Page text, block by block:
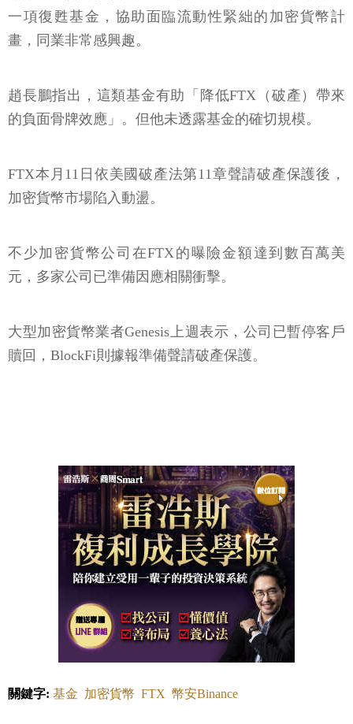
一項復甦基金，協助面臨流動性緊絀的加密貨幣計
畫，同業非常感興趣。
趙長鵬指出，這類基金有助「降低FTX（破產）帶來
的負面骨牌效應」。但他未透露基金的確切規模。
FTX本月11日依美國破產法第11章聲請破產保護後，
加密貨幣市場陷入動盪。
不少加密貨幣公司在FTX的曝險金額達到數百萬美
元，多家公司已準備因應相關衝擊。
大型加密貨幣業者Genesis上週表示，公司已暫停客戶
贖回，BlockFi則據報準備聲請破產保護。
關鍵字: 基金 加密貨幣 FTX 幣安Binance